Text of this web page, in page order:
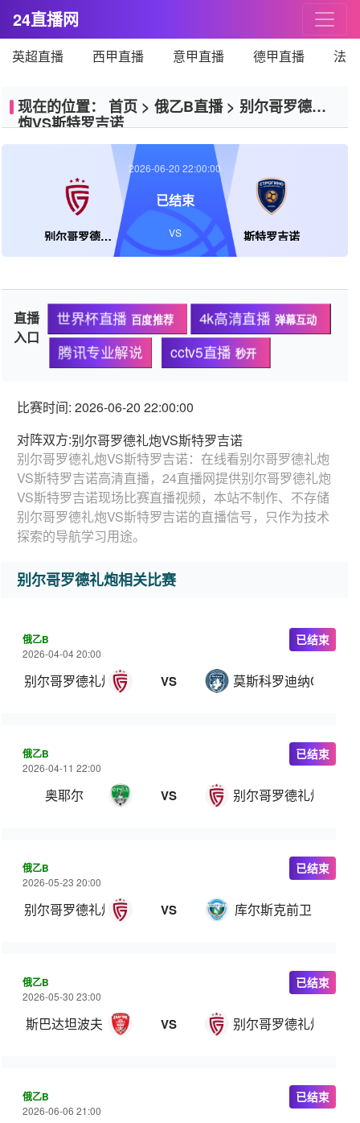
24直播网
英超直播 西甲直播 意甲直播 德甲直播 法
现在的位置： 首页 > 俄乙B直播> 别尔哥罗德礼
炮VS斯特罗吉诺
别尔哥罗德礼炮 斯特罗吉诺
2026-06-20 22:00:00
已结束
VS
直播
入口
世界杯直播 百度推荐 4k高清直播 弹幕互动
腾讯专业解说 cctv5直播 秒开
比赛时间: 2026-06-20 22:00:00
对阵双方:别尔哥罗德礼炮VS斯特罗吉诺
别尔哥罗德礼炮VS斯特罗吉诺：在线看别尔哥罗德礼炮
VS斯特罗吉诺高清直播，24直播网提供别尔哥罗德礼炮
VS斯特罗吉诺现场比赛直播视频，本站不制作、不存储
别尔哥罗德礼炮VS斯特罗吉诺的直播信号，只作为技术
探索的导航学习用途。
别尔哥罗德礼炮相关比赛
俄乙B
2026-04-04 20:00
别尔哥罗德礼炮 VS 莫斯科罗迪纳C队
已结束
俄乙B
2026-04-11 22:00
奥耶尔 VS 别尔哥罗德礼炮
已结束
俄乙B
2026-05-23 20:00
别尔哥罗德礼炮 VS 库尔斯克前卫
已结束
俄乙B
2026-05-30 23:00
斯巴达坦波夫 VS 别尔哥罗德礼炮
已结束
俄乙B
2026-06-06 21:00
已结束